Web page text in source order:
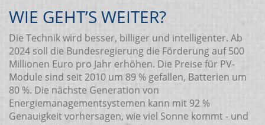
WIE GEHT’S WEITER?
Die Technik wird besser, billiger und intelligenter. Ab
2024 soll die Bundesregierung die Förderung auf 500
Millionen Euro pro Jahr erhöhen. Die Preise für PV-
Module sind seit 2010 um 89 % gefallen, Batterien um
80 %. Die nächste Generation von
Energiemanagementsystemen kann mit 92 %
Genauigkeit vorhersagen, wie viel Sonne kommt - und